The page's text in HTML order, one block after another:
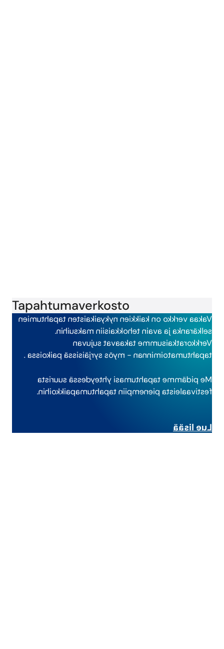
Tapahtumaverkosto
Vakaa verkko
on kaikkien nykyaikaisten tapahtumien
selkäranka ja avain tehokkaisiin maksuihin.
Verkkoratkaisumme takaavat sujuvan
tapahtumatoiminnan - myös syrjäisissä paikoissa
.
Me pidämme tapahtumasi yhteydessä suurista
festivaaleista pienempiin tapahtumapaikkoihin
.
Lue lisää